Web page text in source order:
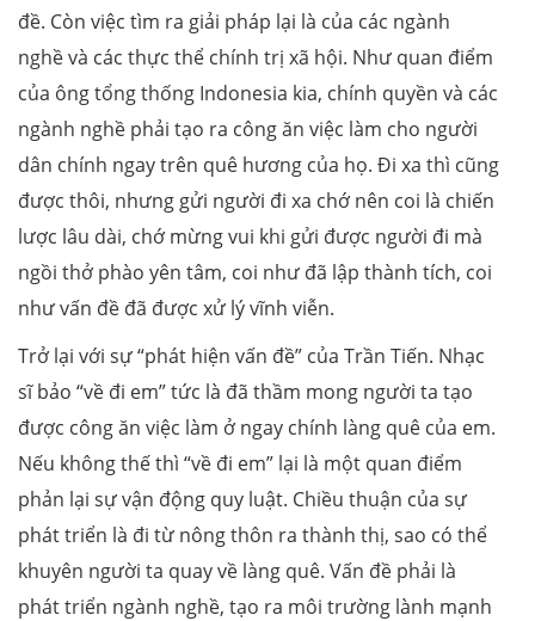
đề. Còn việc tìm ra giải pháp lại là của các ngành
nghề và các thực thể chính trị xã hội. Như quan điểm
của ông tổng thống Indonesia kia, chính quyền và các
ngành nghề phải tạo ra công ăn việc làm cho người
dân chính ngay trên quê hương của họ. Đi xa thì cũng
được thôi, nhưng gửi người đi xa chớ nên coi là chiến
lược lâu dài, chớ mừng vui khi gửi được người đi mà
ngồi thở phào yên tâm, coi như đã lập thành tích, coi
như vấn đề đã được xử lý vĩnh viễn.
Trở lại với sự “phát hiện vấn đề” của Trần Tiến. Nhạc
sĩ bảo “về đi em” tức là đã thầm mong người ta tạo
được công ăn việc làm ở ngay chính làng quê của em.
Nếu không thế thì “về đi em” lại là một quan điểm
phản lại sự vận động quy luật. Chiều thuận của sự
phát triển là đi từ nông thôn ra thành thị, sao có thể
khuyên người ta quay về làng quê. Vấn đề phải là
phát triển ngành nghề, tạo ra môi trường lành mạnh